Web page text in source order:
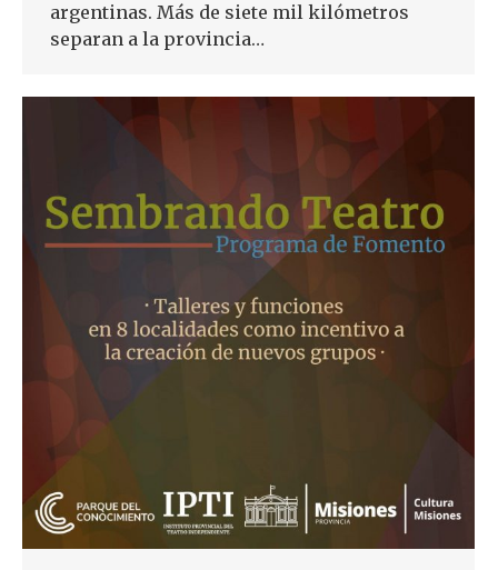
argentinas. Más de siete mil kilómetros
separan a la provincia…